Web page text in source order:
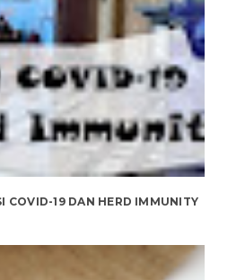
COVID-19 DAN HERD IMMUNITY